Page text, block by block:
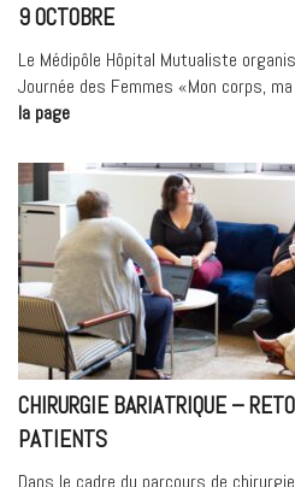
9 OCTOBRE
Le Médipôle Hôpital Mutualiste
Journée des Femmes «Mon corps,
la page« Prévention
Villeurbanne
Le
Médipôle
Hôpital
Mutualiste
met
la
santé
des
femmes
à
CHIRURGIE BARIATRIQUE –
PATIENTS
Dans le cadre du parcours de